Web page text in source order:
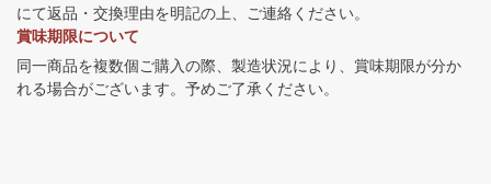
にて返品・交換理由を明記の上、ご連絡ください。
賞味期限について
同一商品を複数個ご購入の際、製造状況により、賞味期限が分か
れる場合がございます。予めご了承ください。